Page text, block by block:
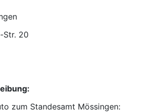
zum Standesamt Mössingen: